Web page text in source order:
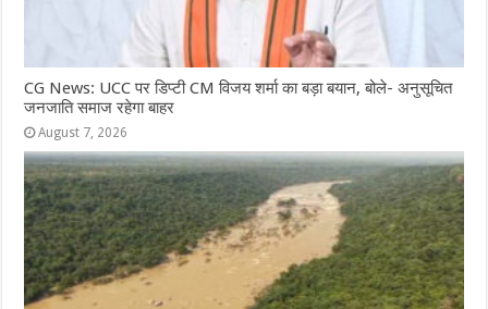
CG News: UCC पर डिप्टी CM विजय शर्मा का बड़ा बयान, बोले- अनुसूचित
जनजाति समाज रहेगा बाहर
August 7, 2026